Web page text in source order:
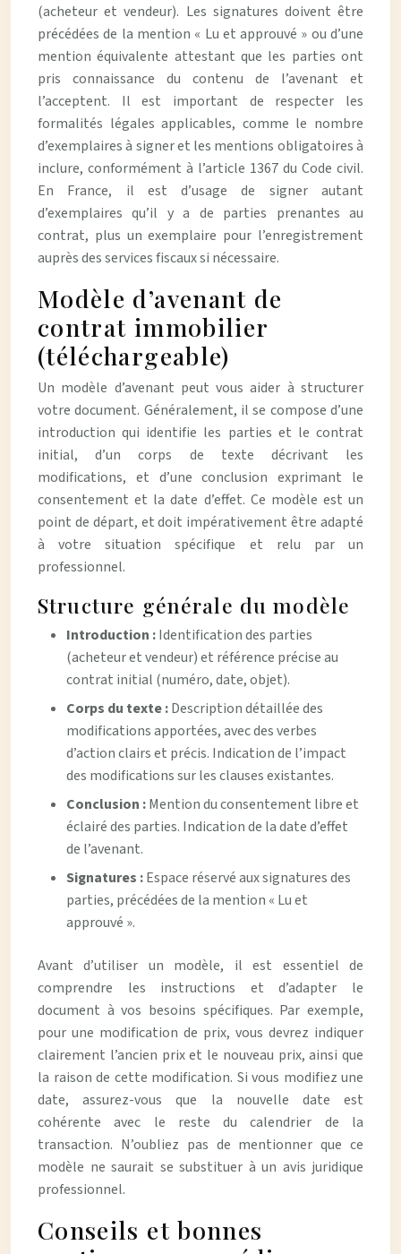
(acheteur et vendeur). Les signatures doivent être
précédées de la mention « Lu et approuvé » ou d’une
mention équivalente attestant que les parties ont
pris connaissance du contenu de l’avenant et
l’acceptent. Il est important de respecter les
formalités légales applicables, comme le nombre
d’exemplaires à signer et les mentions obligatoires à
inclure, conformément à l’article 1367 du Code civil.
En France, il est d’usage de signer autant
d’exemplaires qu’il y a de parties prenantes au
contrat, plus un exemplaire pour l’enregistrement
auprès des services fiscaux si nécessaire.
Modèle d’avenant de
contrat immobilier
(téléchargeable)
Un modèle d’avenant peut vous aider à structurer
votre document. Généralement, il se compose d’une
introduction qui identifie les parties et le contrat
initial, d’un corps de texte décrivant les
modifications, et d’une conclusion exprimant le
consentement et la date d’effet. Ce modèle est un
point de départ, et doit impérativement être adapté
à votre situation spécifique et relu par un
professionnel.
Structure générale du modèle
Introduction :Identification des parties
(acheteur et vendeur) et référence précise au
contrat initial (numéro, date, objet).
Corps du texte :Description détaillée des
modifications apportées, avec des verbes
d’action clairs et précis. Indication de l’impact
des modifications sur les clauses existantes.
Conclusion :Mention du consentement libre et
éclairé des parties. Indication de la date d’effet
de l’avenant.
Signatures :Espace réservé aux signatures des
parties, précédées de la mention « Lu et
approuvé ».
Avant d’utiliser un modèle, il est essentiel de
comprendre les instructions et d’adapter le
document à vos besoins spécifiques. Par exemple,
pour une modification de prix, vous devrez indiquer
clairement l’ancien prix et le nouveau prix, ainsi que
la raison de cette modification. Si vous modifiez une
date, assurez-vous que la nouvelle date est
cohérente avec le reste du calendrier de la
transaction. N’oubliez pas de mentionner que ce
modèle ne saurait se substituer à un avis juridique
professionnel.
Conseils et bonnes